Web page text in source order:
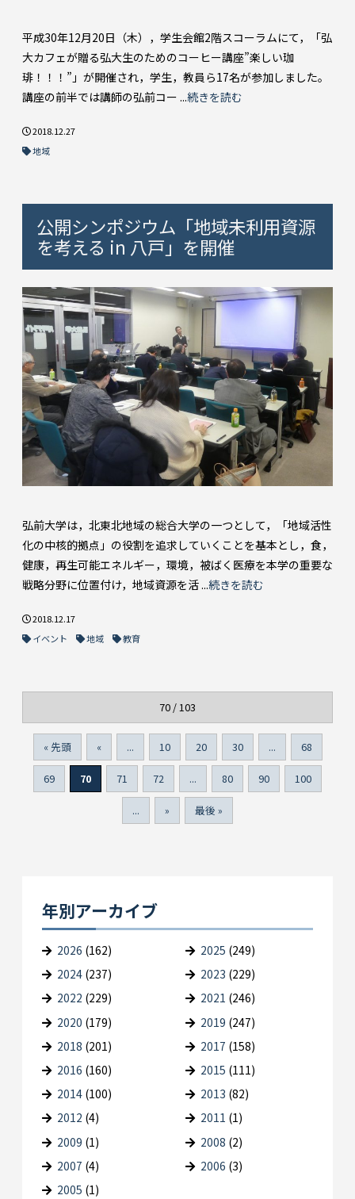
平成30年12月20日（木），学生会館2階スコーラムにて，「弘
大カフェが贈る弘大生のためのコーヒー講座”楽しい珈
琲！！！”」が開催され，学生，教員ら17名が参加しました。
講座の前半では講師の弘前コー ...続きを読む
2018.12.27
地域
公開シンポジウム「地域未利用資源
を考える in 八戸」を開催
弘前大学は，北東北地域の総合大学の一つとして，「地域活性
化の中核的拠点」の役割を追求していくことを基本とし，食，
健康，再生可能エネルギー，環境，被ばく医療を本学の重要な
戦略分野に位置付け，地域資源を活 ...続きを読む
2018.12.17
イベント
地域 教育
70 / 103
« 先頭 « ... 10 20 30 ... 68
69 70 71 72 ... 80 90 100
... » 最後 »
年別アーカイブ
2026 (162) 2025 (249)
2024 (237) 2023 (229)
2022 (229) 2021 (246)
2020 (179) 2019 (247)
2018 (201) 2017 (158)
2016 (160) 2015 (111)
2014 (100) 2013 (82)
2012 (4) 2011 (1)
2009 (1) 2008 (2)
2007 (4) 2006 (3)
2005 (1)